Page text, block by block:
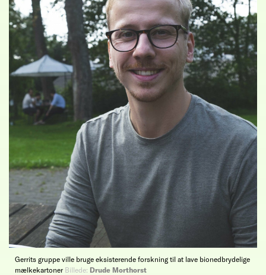
Gerrits gruppe ville bruge eksisterende forskning til at lave bionedbrydelige
mælkekartoner Billede: Drude Morthorst